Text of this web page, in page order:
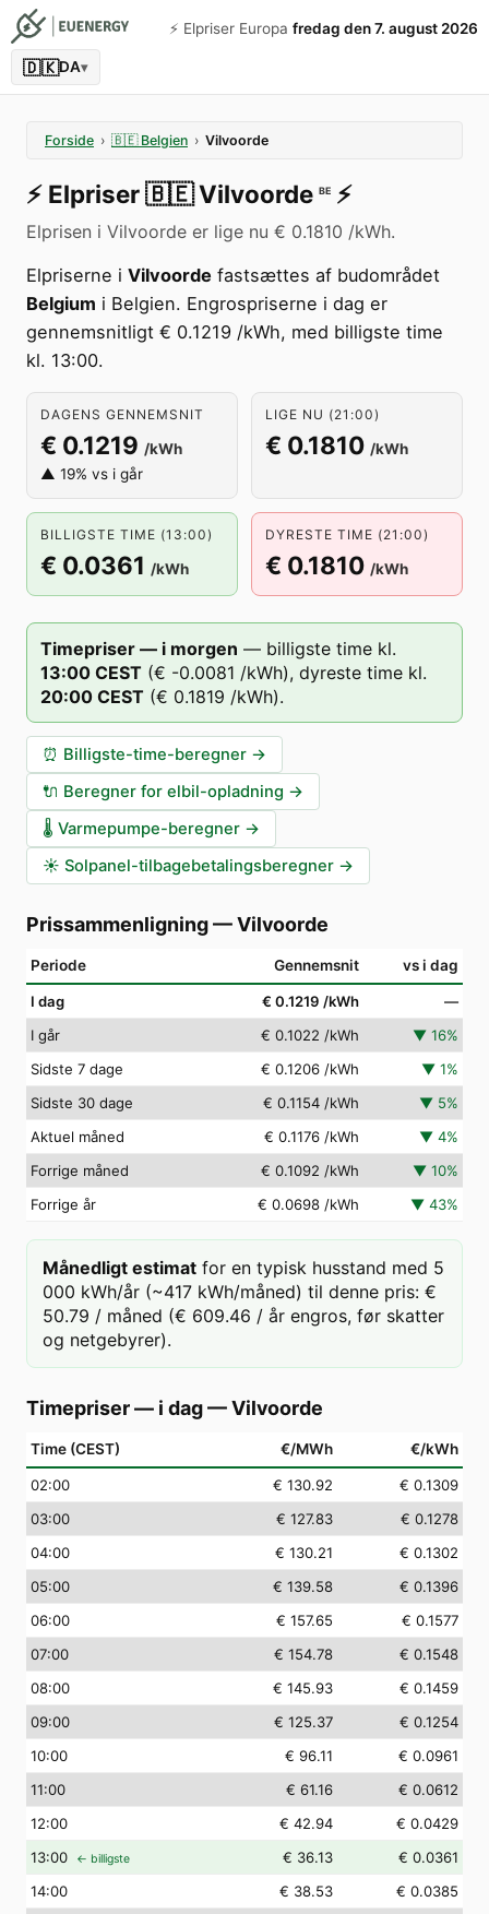
⚡️ Elpriser Europa fredag den 7. august 2026
🇩🇰DA▾
Forside › 🇧🇪 Belgien › Vilvoorde
⚡️ Elpriser🇧🇪Vilvoorde BE ⚡️
Elprisen i Vilvoorde er lige nu € 0.1810 /kWh.
Elpriserne i Vilvoorde fastsættes af budområdet
Belgium i Belgien. Engrospriserne i dag er
gennemsnitligt € 0.1219 /kWh, med billigste time
kl. 13:00.
DAGENS GENNEMSNIT
€ 0.1219 /kWh
▲ 19% vs i går
LIGE NU (21:00)
€ 0.1810 /kWh
BILLIGSTE TIME (13:00)
€ 0.0361 /kWh
DYRESTE TIME (21:00)
€ 0.1810 /kWh
Timepriser — i morgen — billigste time kl.
13:00 CEST (€ -0.0081 /kWh), dyreste time kl.
20:00 CEST (€ 0.1819 /kWh).
⏰ Billigste-time-beregner →
🔌 Beregner for elbil-opladning →
🌡️ Varmepumpe-beregner →
☀️ Solpanel-tilbagebetalingsberegner →
Prissammenligning—Vilvoorde
Periode Gennemsnit vs i dag
I dag € 0.1219 /kWh
—
I går
€ 0.1022 /kWh ▼ 16%
Sidste 7 dage
€ 0.1206 /kWh ▼ 1%
Sidste 30 dage
€ 0.1154 /kWh ▼ 5%
Aktuel måned
€ 0.1176 /kWh ▼ 4%
Forrige måned
€ 0.1092 /kWh ▼ 10%
Forrige år
€ 0.0698 /kWh ▼ 43%
Månedligt estimat for en typisk husstand med 5
000 kWh/år (~417 kWh/måned) til denne pris: €
50.79 / måned (€ 609.46 / år engros, før skatter
og netgebyrer).
Timepriser — i dag—Vilvoorde
Time (CEST) €/MWh €/kWh
02:00 € 130.92
€ 0.1309
03:00 € 127.83
€ 0.1278
04:00 € 130.21
€ 0.1302
05:00 € 139.58
€ 0.1396
06:00 € 157.65
€ 0.1577
07:00 € 154.78
€ 0.1548
08:00 € 145.93
€ 0.1459
09:00 € 125.37
€ 0.1254
10:00 € 96.11
€ 0.0961
11:00 € 61.16
€ 0.0612
12:00 € 42.94
€ 0.0429
13:00 ← billigste € 36.13
€ 0.0361
14:00 € 38.53
€ 0.0385